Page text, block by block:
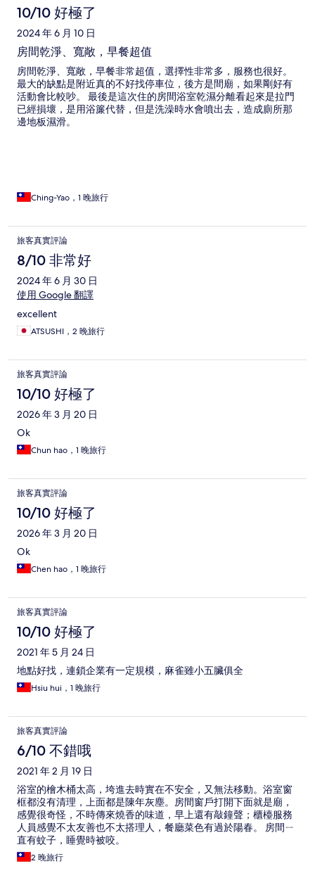
10/10 好極了
2024 年 6 月 10 日
房間乾淨、寬敞，早餐超值
房間乾淨、寬敞，早餐非常超值，選擇性非常多，服務也很好。
最大的缺點是附近真的不好找停車位，後方是間廟，如果剛好有
活動會比較吵。 最後是這次住的房間浴室乾濕分離看起來是拉門
已經損壞，是用浴簾代替，但是洗澡時水會噴出去，造成廁所那
邊地板濕滑。
Ching-Yao，1 晚旅行
旅客真實評論
8/10 非常好
2024 年 6 月 30 日
使用 Google 翻譯
excellent
ATSUSHI，2 晚旅行
旅客真實評論
10/10 好極了
2026 年 3 月 20 日
Ok
Chun hao，1 晚旅行
旅客真實評論
10/10 好極了
2026 年 3 月 20 日
Ok
Chen hao，1 晚旅行
旅客真實評論
10/10 好極了
2021 年 5 月 24 日
地點好找，連鎖企業有一定規模，麻雀雖小五臟俱全
Hsiu hui，1 晚旅行
旅客真實評論
6/10 不錯哦
2021 年 2 月 19 日
浴室的檜木桶太高，垮進去時實在不安全，又無法移動。浴室窗
框都沒有清理，上面都是陳年灰塵。房間窗戶打開下面就是廟，
感覺很奇怪，不時傳來燒香的味道，早上還有敲鐘聲；櫃檯服務
人員感覺不太友善也不太搭理人，餐廳菜色有過於陽春。 房間ㄧ
直有蚊子，睡覺時被咬。
2 晚旅行